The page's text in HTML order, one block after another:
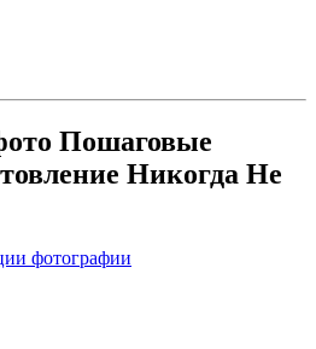
Пошаговые
Никогда Не
фотографии